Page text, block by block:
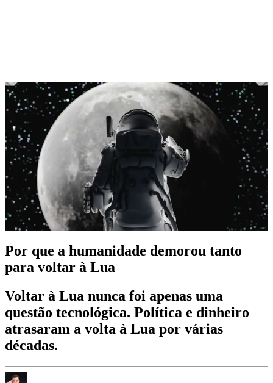
Por que a humanidade demorou tanto
para voltar à Lua
Voltar à Lua nunca foi apenas uma
questão tecnológica. Política e dinheiro
atrasaram a volta à Lua por várias
décadas.